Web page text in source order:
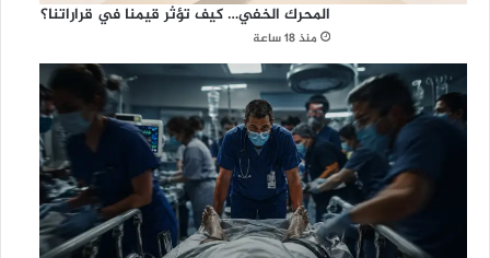
المحرك الخفي… كيف تؤثر قيمنا في قراراتنا؟
منذ 18 ساعة